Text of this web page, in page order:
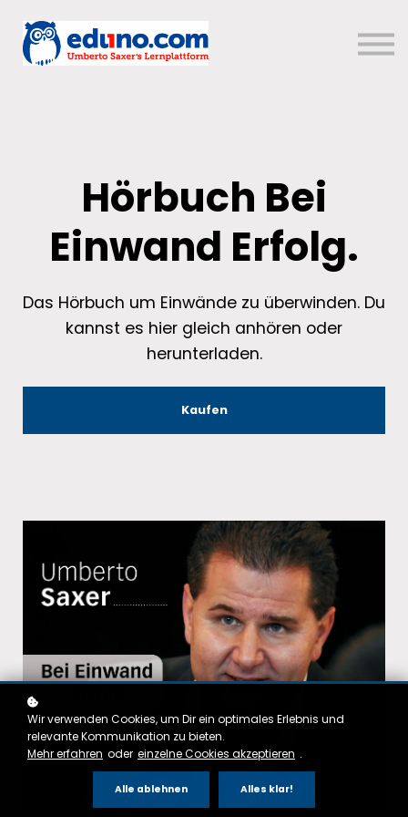
Hörbuch Bei
Einwand Erfolg.
Das Hörbuch um Einwände zu überwinden. Du
kannst es hier gleich anhören oder
herunterladen.
Kaufen
Wir verwenden Cookies, um Dir ein optimales Erlebnis und
relevante Kommunikation zu bieten.
Mehr erfahren oder einzelne Cookies akzeptieren .
Alle ablehnen Alles klar!